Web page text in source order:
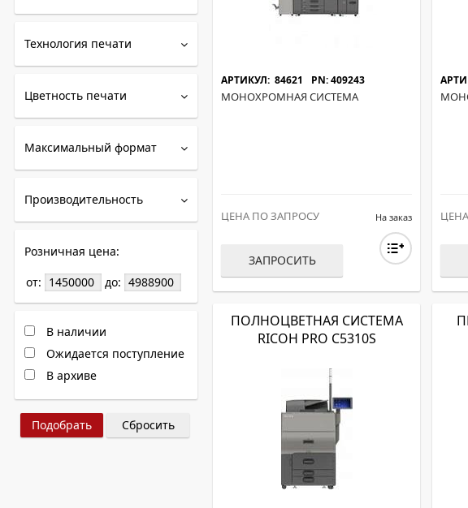
Технология печати
Цветность печати
Максимальный формат
Производительность
Розничная цена:
от:
до:
В наличии
Ожидается поступление
В архиве
Сбросить
АРТИКУЛ: 84621 PN: 409243
МОНОХРОМНАЯ СИСТЕМА
ЦЕНА ПО ЗАПРОСУ На заказ
ЗАПРОСИТЬ
ПОЛНОЦВЕТНАЯ СИСТЕМА
RICOH PRO C5310S